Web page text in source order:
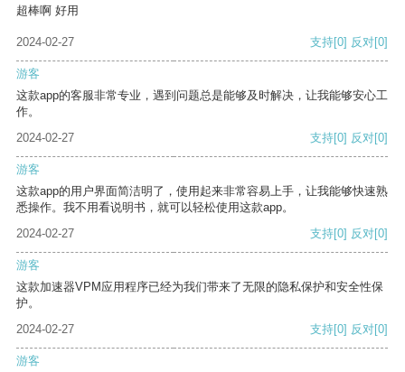
超棒啊 好用
2024-02-27 支持[0] 反对[0]
游客
这款app的客服非常专业，遇到问题总是能够及时解决，让我能够安心工
作。
2024-02-27
支持[0] 反对[0]
游客
这款app的用户界面简洁明了，使用起来非常容易上手，让我能够快速熟
悉操作。我不用看说明书，就可以轻松使用这款app。
2024-02-27
支持[0] 反对[0]
游客
这款加速器VPM应用程序已经为我们带来了无限的隐私保护和安全性保
护。
2024-02-27
支持[0] 反对[0]
游客